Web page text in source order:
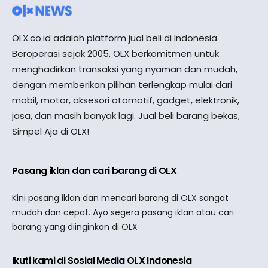
OLX.co.id adalah platform jual beli di Indonesia.
Beroperasi sejak 2005, OLX berkomitmen untuk
menghadirkan transaksi yang nyaman dan mudah,
dengan memberikan pilihan terlengkap mulai dari
mobil, motor, aksesori otomotif, gadget, elektronik,
jasa, dan masih banyak lagi. Jual beli barang bekas,
Simpel Aja di OLX!
Pasang iklan dan cari barang di OLX
Kini pasang iklan dan mencari barang di OLX sangat
mudah dan cepat. Ayo segera pasang iklan atau cari
barang yang diinginkan di OLX
Ikuti kami di Sosial Media OLX Indonesia